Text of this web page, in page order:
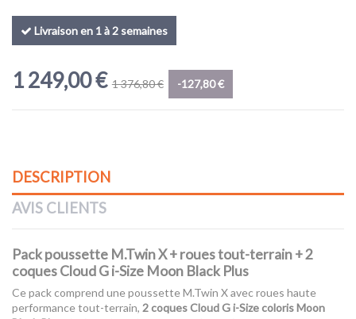
Livraison en 1 à 2 semaines
1 249,00 € 1 376,80 € -127,80 €
DESCRIPTION
AVIS CLIENTS
Pack poussette M.Twin X + roues tout-terrain + 2
coques Cloud G i-Size Moon Black Plus
Ce pack comprend une poussette M.Twin X avec roues haute
performance tout-terrain, 2 coques Cloud G i-Size coloris Moon